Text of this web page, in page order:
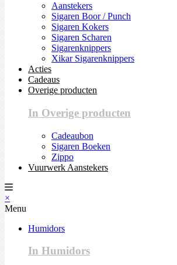
Aanstekers
Sigaren Boor / Punch
Sigaren Kokers
Sigaren Scharen
Sigarenknippers
Xikar Sigarenknippers
Acties
Cadeaus
Overige producten
In Overige producten
Cadeaubon
Sigaren Boeken
Zippo
Vuurwerk Aanstekers
×
Menu
Humidors
In Humidors